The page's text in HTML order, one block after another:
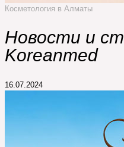
Косметология в Алматы
Новости и
Koreanmed
16.07.2024